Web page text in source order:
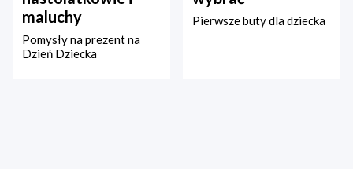
maluchy
Pomysły na prezent na
Dzień Dziecka
Pierwsze buty dla dziecka